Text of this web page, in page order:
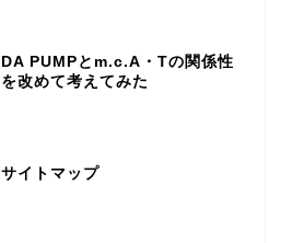
DA PUMPとm.c.A・Tの関係性
を改めて考えてみた
サイトマップ